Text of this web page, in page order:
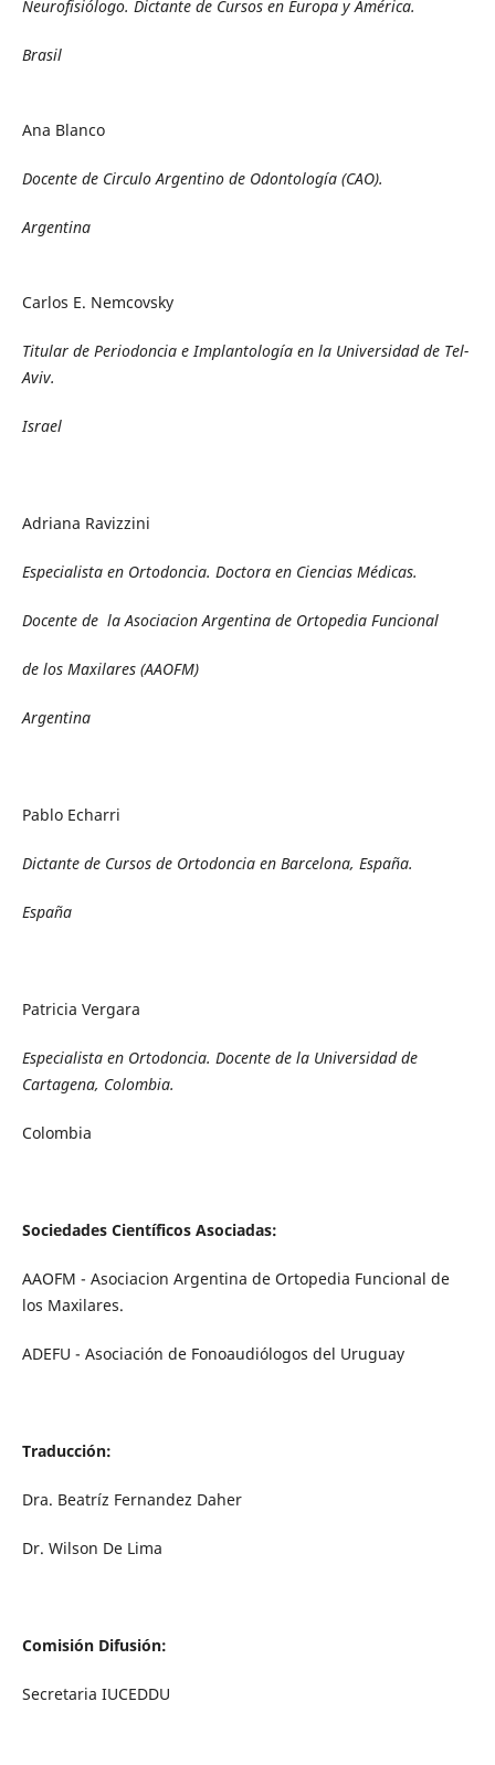
Neurofisiólogo. Dictante de Cursos en Europa y América.
Brasil
Ana Blanco
Docente de Circulo Argentino de Odontología (CAO).
Argentina
Carlos E. Nemcovsky
Titular de Periodoncia e Implantología en la Universidad de Tel-
Aviv.
Israel
Adriana Ravizzini
Especialista en Ortodoncia. Doctora en Ciencias Médicas.
Docente de la Asociacion Argentina de Ortopedia Funcional
de los Maxilares (AAOFM)
Argentina
Pablo Echarri
Dictante de Cursos de Ortodoncia en Barcelona, España.
España
Patricia Vergara
Especialista en Ortodoncia. Docente de la Universidad de
Cartagena, Colombia.
Colombia
Sociedades Científicos Asociadas:
AAOFM - Asociacion Argentina de Ortopedia Funcional de
los Maxilares.
ADEFU - Asociación de Fonoaudiólogos del Uruguay
Traducción:
Dra. Beatríz Fernandez Daher
Dr. Wilson De Lima
Comisión Difusión:
Secretaria IUCEDDU